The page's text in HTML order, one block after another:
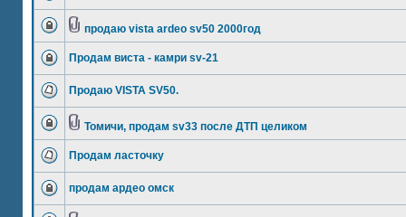
продаю vista ardeo sv50 2000год
Продам виста - камри sv-21
Продаю VISTA SV50.
Томичи, продам sv33 после ДТП целиком
Продам ласточку
продам ардео омск